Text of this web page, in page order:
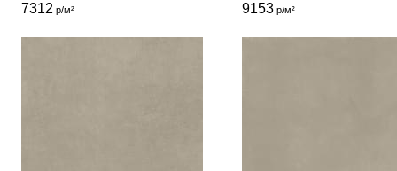
7312 р/м² 9153р/м²